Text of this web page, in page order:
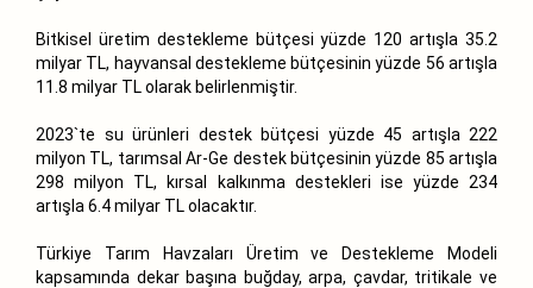
Bitkisel üretim destekleme bütçesi yüzde 120 artışla 35.2
milyar TL, hayvansal destekleme bütçesinin yüzde 56 artışla
11.8 milyar TL olarak belirlenmiştir.
2023`te su ürünleri destek bütçesi yüzde 45 artışla 222
milyon TL, tarımsal Ar-Ge destek bütçesinin yüzde 85 artışla
298 milyon TL, kırsal kalkınma destekleri ise yüzde 234
artışla 6.4 milyar TL olacaktır.
Türkiye Tarım Havzaları Üretim ve Destekleme Modeli
kapsamında dekar başına buğday, arpa, çavdar, tritikale ve